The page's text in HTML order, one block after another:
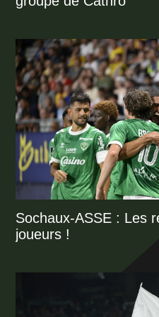
Sochaux-ASSE : Les
joueurs !